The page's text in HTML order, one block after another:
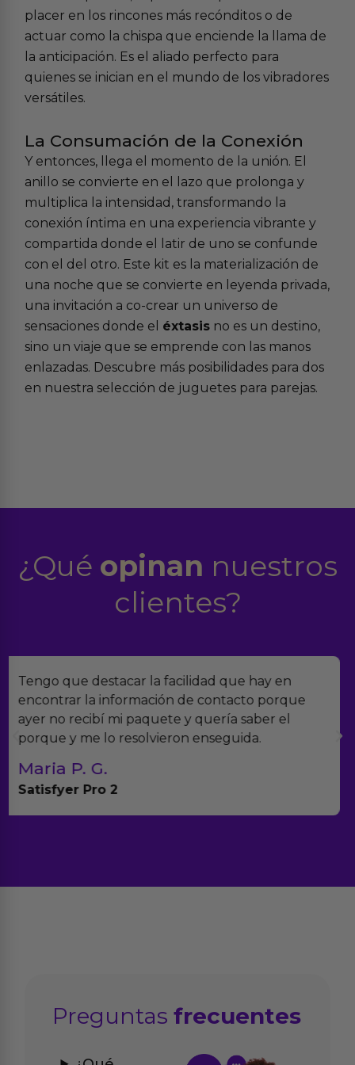
placer en los rincones más recónditos o de
actuar como la chispa que enciende la llama de
la anticipación. Es el aliado perfecto para
quienes se inician en el mundo de losvibradores
versátiles.
La Consumación de la Conexión
Y entonces, llega el momento de la unión. El
anillo se convierte en el lazo que prolonga y
multiplica la intensidad, transformando la
conexión íntima en una experiencia vibrante y
compartida donde el latir de uno se confunde
con el del otro. Este kit es la materialización de
una noche que se convierte en leyenda privada,
una invitación a co-crear un universo de
sensaciones donde el éxtasis no es un destino,
sino un viaje que se emprende con las manos
enlazadas. Descubre más posibilidades para dos
en nuestra selección de juguetes para parejas.
¿Qué opinan nuestros
clientes?
Encontramos Erotiks a través de Google y la
verdad es que nos han sorprendido. Tienen
muchísimos productos y han sido super atentos
con el seguimiento del pedido.
Teresa y Diego
Anna Huevo Vibrador
Preguntasfrecuentes